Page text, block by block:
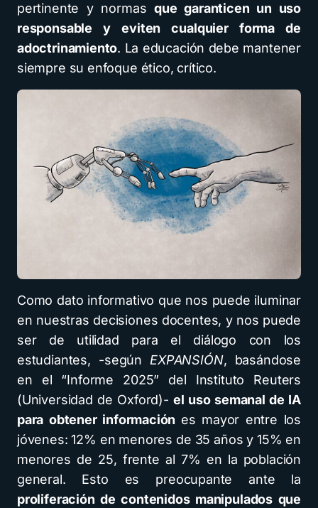
pertinente y normasque garanticen un uso
responsable y eviten cualquier forma de
adoctrinamiento. La educación debe mantener
siempre su enfoque ético, crítico.
Como dato informativo que nos puede iluminar
en nuestras decisiones docentes, y nos puede
ser de utilidad para el diálogo con los
estudiantes, -según EXPANSIÓN, basándose
en el “Informe 2025” del Instituto Reuters
(Universidad de Oxford)-el uso semanal de IA
para obtener información es mayor entre los
jóvenes: 12% en menores de 35 años y 15% en
menores de 25, frente al 7% en la población
general. Esto es preocupante ante la
proliferación de contenidos manipulados que